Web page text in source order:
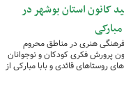
کانون استان بوشهر در
فرهنگی هنری در مناطق محروم
پرورش فکری کودکان و نوجوانان
روستاهای قائدی و بابا مبارکی از